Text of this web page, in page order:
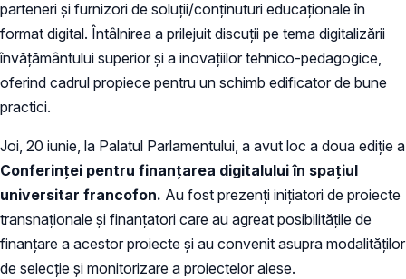
parteneri și furnizori de soluții/conținuturi educaționale în
format digital. Întâlnirea a prilejuit discuții pe tema digitalizării
învățământului superior și a inovațiilor tehnico-pedagogice,
oferind cadrul propiece pentru un schimb edificator de bune
practici.
Joi, 20 iunie, la Palatul Parlamentului, a avut loc a doua ediție a
Conferinței pentru finanțarea digitalului în spațiul
universitar francofon. Au fost prezenți inițiatori de proiecte
transnaționale și finanțatori care au agreat posibilitățile de
finanțare a acestor proiecte și au convenit asupra modalităților
de selecție și monitorizare a proiectelor alese.